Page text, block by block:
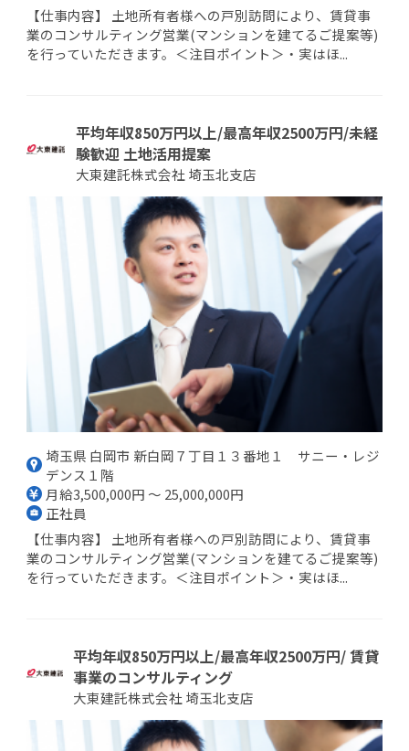
【仕事内容】 土地所有者様への戸別訪問により、賃貸事
業のコンサルティング営業(マンションを建てるご提案等)
を行っていただきます。＜注目ポイント＞・実はほ...
平均年収850万円以上/最高年収2500万円/未経
験歓迎 土地活用提案
大東建託株式会社 埼玉北支店
埼玉県 白岡市 新白岡７丁目１３番地１ サニー・レジ
デンス１階
月給3,500,000円 ～ 25,000,000円
正社員
【仕事内容】 土地所有者様への戸別訪問により、賃貸事
業のコンサルティング営業(マンションを建てるご提案等)
を行っていただきます。＜注目ポイント＞・実はほ...
平均年収850万円以上/最高年収2500万円/ 賃貸
事業のコンサルティング
大東建託株式会社 埼玉北支店